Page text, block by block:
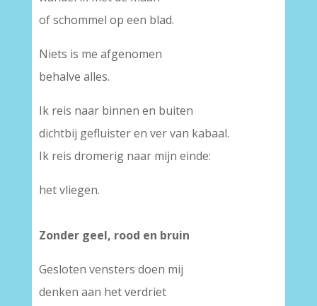
of schommel op een blad.
Niets is me afgenomen
behalve alles.
Ik reis naar binnen en buiten
dichtbij gefluister en ver van kabaal.
Ik reis dromerig naar mijn einde:
het vliegen.
Zonder geel, rood en bruin
Gesloten vensters doen mij
denken aan het verdriet